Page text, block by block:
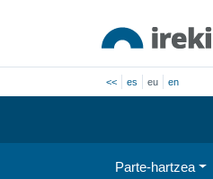
<< es eu en
Parte-hartzea